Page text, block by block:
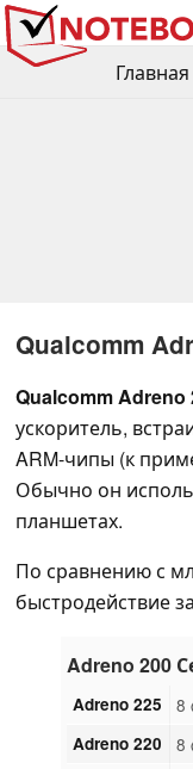
Главная
Qualcomm
Qualcomm Adreno
ускоритель,
ARM-чипы (к
Обычно он
планшетах.
По сравнению с
быстродействие
Adreno 200
Adreno 225 8
Adreno 220 8